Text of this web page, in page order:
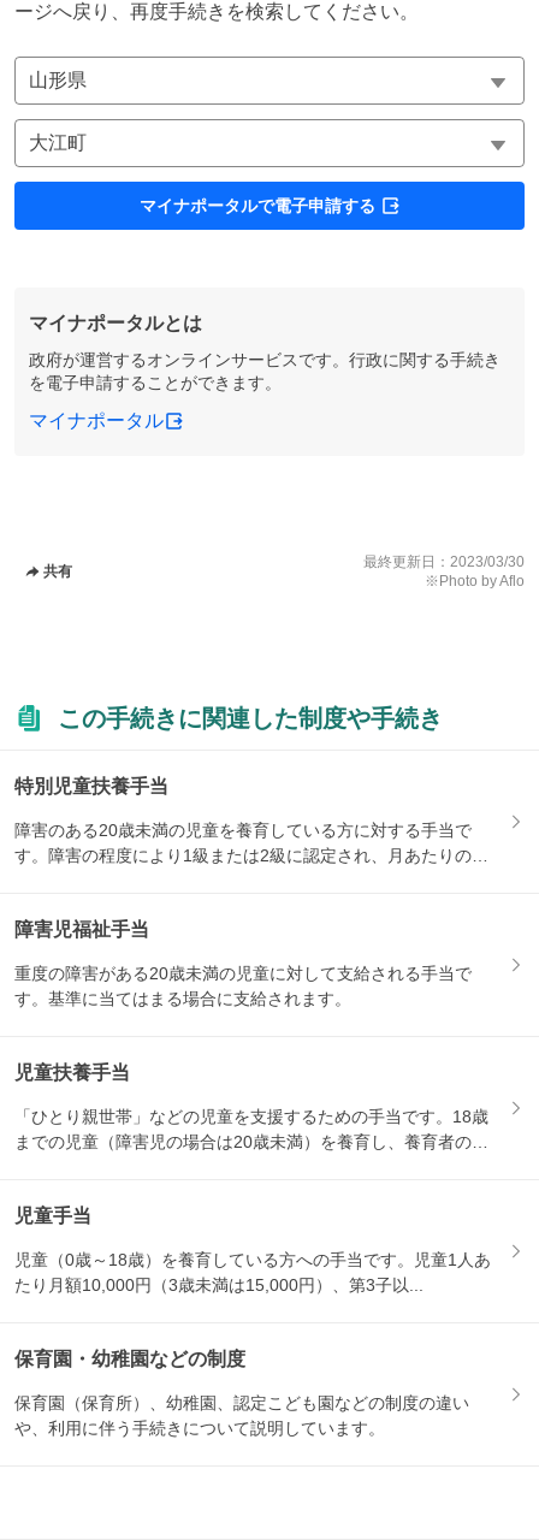
ージへ戻り、再度手続きを検索してください。
マイナポータルで電子申請する
マイナポータルとは
政府が運営するオンラインサービスです。行政に関する手続き
を電子申請することができます。
マイナポータル
共有
最終更新日： 2023/03/30
※Photo by Aflo
この手続きに関連した制度や手続き
特別児童扶養手当
障害のある20歳未満の児童を養育している方に対する手当で
す。障害の程度により1級または2級に認定され、月あたりの支
障害児福祉手当
重度の障害がある20歳未満の児童に対して支給される手当で
す。基準に当てはまる場合に支給されます。
児童扶養手当
「ひとり親世帯」などの児童を支援するための手当です。18歳
までの児童（障害児の場合は20歳未満）を養育し、養育者の所
児童手当
児童（0歳～18歳）を養育している方への手当です。児童1人あ
たり月額10,000円（3歳未満は15,000円）、第3子以...
保育園・幼稚園などの制度
保育園（保育所）、幼稚園、認定こども園などの制度の違い
や、利用に伴う手続きについて説明しています。